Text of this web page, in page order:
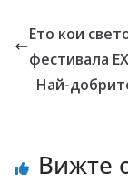
Ето кои
фестивала
Най-
Вижте